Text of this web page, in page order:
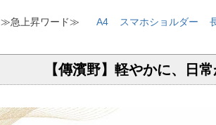
≫急上昇ワード≫ A4 スマホショルダー
【傳濱野】軽やかに、日